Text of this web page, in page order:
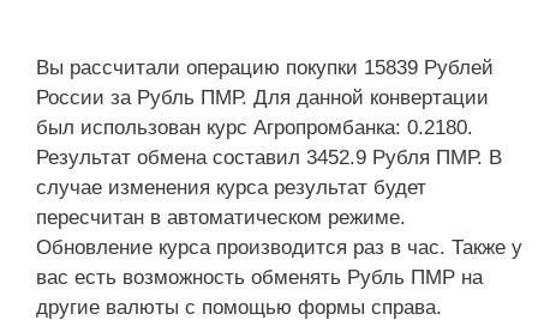
Вы рассчитали операцию покупки 15839 Рублей
России за Рубль ПМР. Для данной конвертации
был использован курс Агропромбанка: 0.2180.
Результат обмена составил 3452.9 Рубля ПМР. В
случае изменения курса результат будет
пересчитан в автоматическом режиме.
Обновление курса производится раз в час. Также у
вас есть возможность обменять Рубль ПМР на
другие валюты с помощью формы справа.